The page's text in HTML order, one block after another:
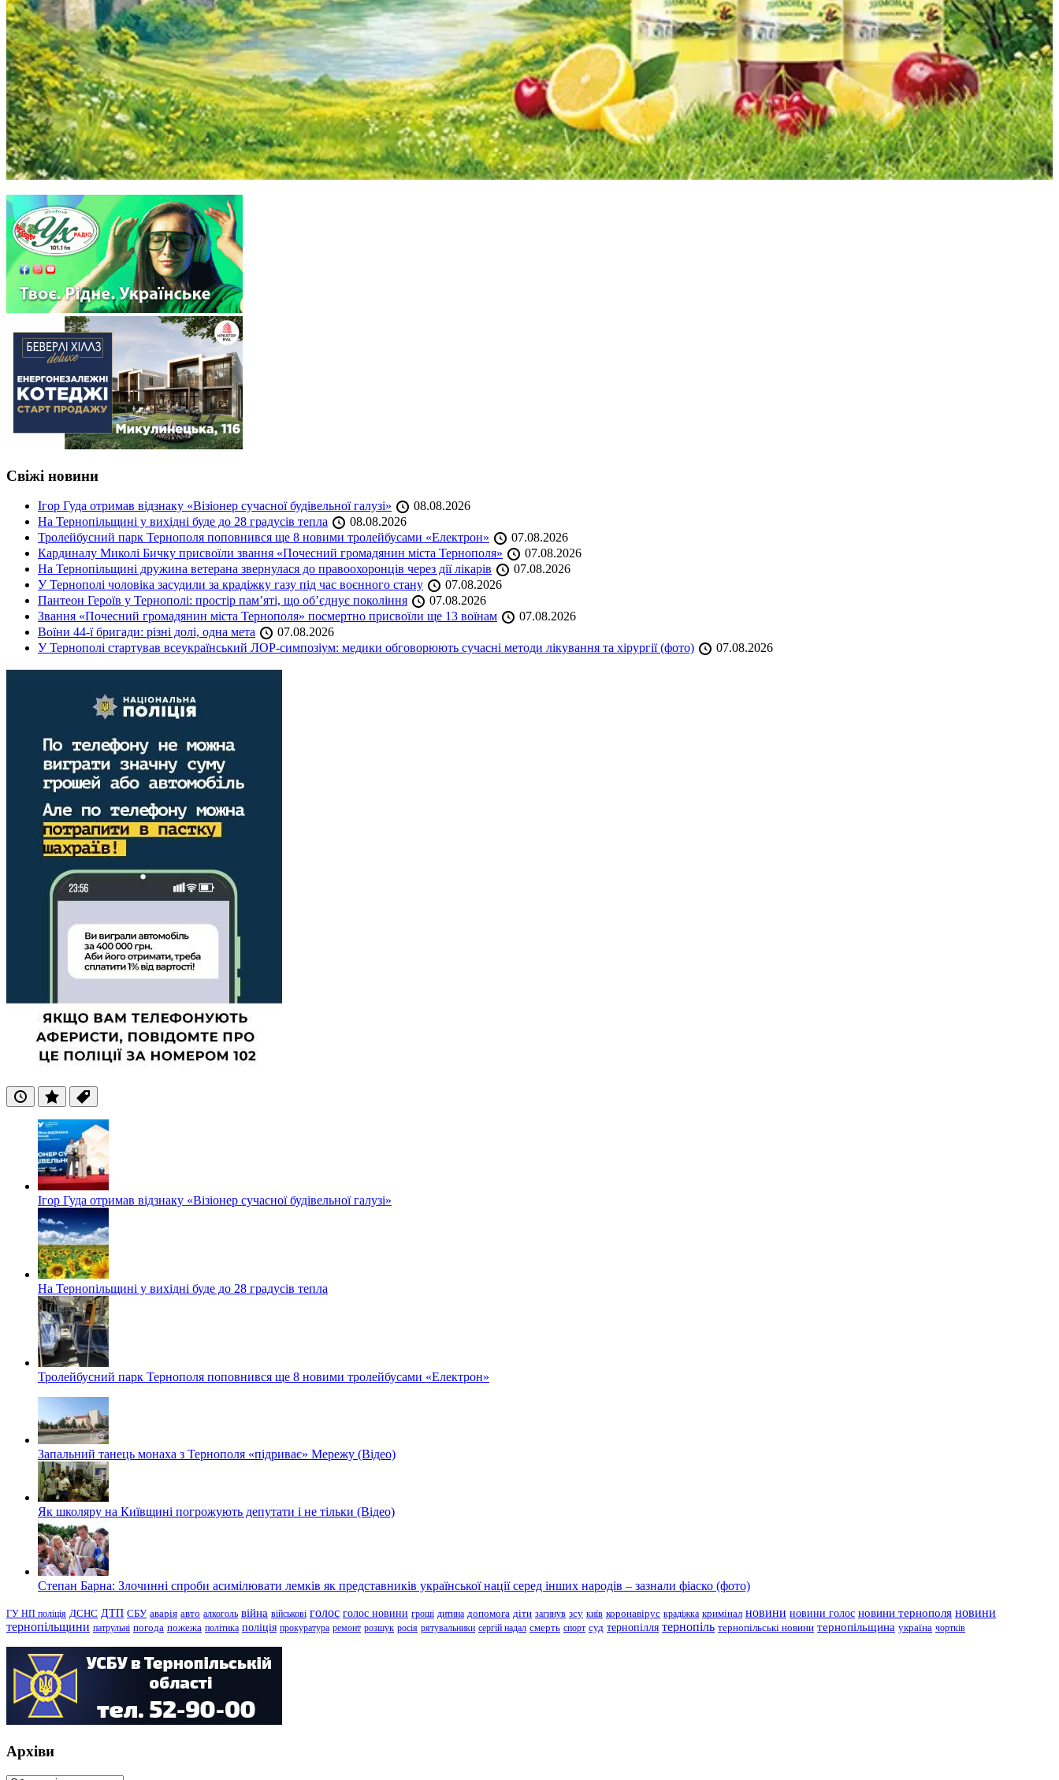
Свіжі новини
Ігор Гуда отримав відзнаку «Візіонер сучасної будівельної галузі»
08.08.2026
На Тернопільщині у вихідні буде до 28 градусів тепла
08.08.2026
Тролейбусний парк Тернополя поповнився ще 8 новими тролейбусами «Електрон»
07.08.2026
Кардиналу Миколі Бичку присвоїли звання «Почесний громадянин міста Тернополя»
07.08.2026
На Тернопільщині дружина ветерана звернулася до правоохоронців через дії лікарів
07.08.2026
У Тернополі чоловіка засудили за крадіжку газу під час воєнного стану
07.08.2026
Пантеон Героїв у Тернополі: простір пам’яті, що об’єднує покоління
07.08.2026
Звання «Почесний громадянин міста Тернополя» посмертно присвоїли ще 13 воїнам
07.08.2026
Воїни 44-ї бригади: різні долі, одна мета
07.08.2026
У Тернополі стартував всеукраїнський ЛОР-симпозіум: медики обговорюють сучасні методи лікування та хірургії (фото)
07.08.2026
ОстанніПопулярні
Теги
Ігор Гуда отримав відзнаку «Візіонер сучасної будівельної галузі»
На Тернопільщині у вихідні буде до 28 градусів тепла
Тролейбусний парк Тернополя поповнився ще 8 новими тролейбусами «Електрон»
Запальний танець монаха з Тернополя «підриває» Мережу (Відео)
Як школяру на Київщині погрожують депутати і не тільки (Відео)
Степан Барна: Злочинні спроби асимілювати лемків як представників української нації серед інших народів – зазнали фіаско (фото)
ГУ НП поліція ДСНС ДТП СБУ аварія авто алкоголь війна військові голос голос новини гроші дитина допомога діти загинув зсу київ коронавірус крадіжка кримінал новини новини голос новини тернополя новини
тернопільщини патрульні погода пожежа політика поліція прокуратура ремонт розшук росія рятувальники сергій надал смерть спорт суд тернопілля тернопіль тернопільські новини тернопільщина україна чортків
Архіви